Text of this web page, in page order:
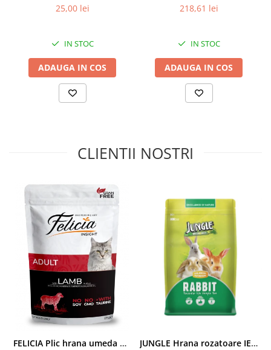
de hrănire.
pisici, Active Carbon, 5L
25,00 lei
IN STOC
ADAUGA IN COS
Pui, 14kg
218,61 lei
IN STOC
ADAUGA IN COS
CLIENTII NOSTRI
FELICIA Plic hrana umeda pentru pisici adulte, cu Miel, Set 12x85g JUNGLE Hrana rozatoare IEPURI 500g